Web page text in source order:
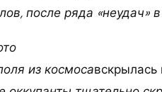
после ряда «неудач»
из космосавскрылась